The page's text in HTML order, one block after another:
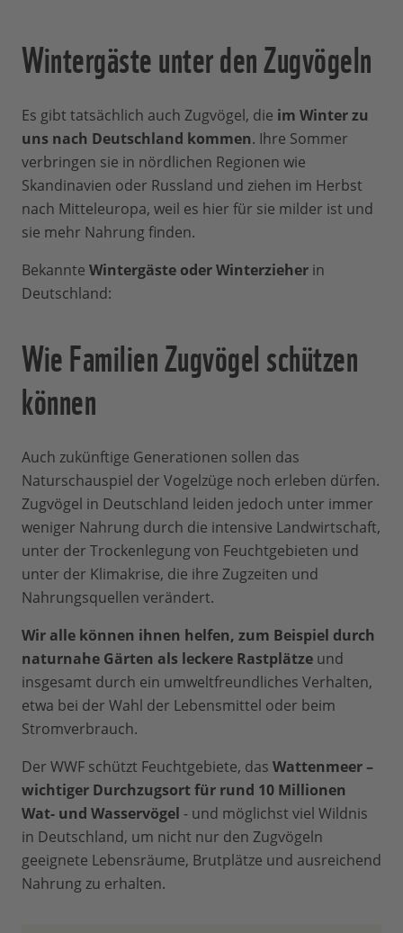
Wintergäste unter den Zugvögeln
Es gibt tatsächlich auch Zugvögel, die im Winter zu
uns nach Deutschland kommen. Ihre Sommer
verbringen sie in nördlichen Regionen wie
Skandinavien oder Russland und ziehen im Herbst
nach Mitteleuropa, weil es hier für sie milder ist und
sie mehr Nahrung finden.
Bekannte Wintergäste oder Winterzieher in
Deutschland:
Wie Familien Zugvögel schützen
können
Auch zukünftige Generationen sollen das
Naturschauspiel der Vogelzüge noch erleben dürfen.
Zugvögel in Deutschland leiden jedoch unter immer
weniger Nahrung durch die intensive Landwirtschaft,
unter der Trockenlegung von Feuchtgebieten und
unter der Klimakrise, die ihre Zugzeiten und
Nahrungsquellen verändert.
Wir alle können ihnen helfen, zum Beispiel durch
naturnahe Gärten als leckere Rastplätze und
insgesamt durch ein umweltfreundliches Verhalten,
etwa bei der Wahl der Lebensmittel oder beim
Stromverbrauch.
Der WWF schützt Feuchtgebiete, das Wattenmeer –
wichtiger Durchzugsort für rund 10 Millionen
Wat- und Wasservögel - und möglichst viel Wildnis
in Deutschland, um nicht nur den Zugvögeln
geeignete Lebensräume, Brutplätze und ausreichend
Nahrung zu erhalten.